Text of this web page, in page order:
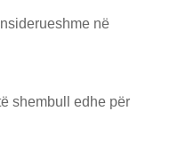
në
shembull edhe për